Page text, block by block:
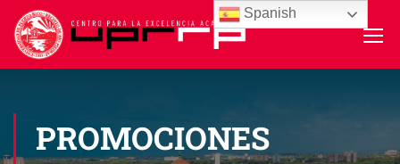
PROMOCIONES
Spanish